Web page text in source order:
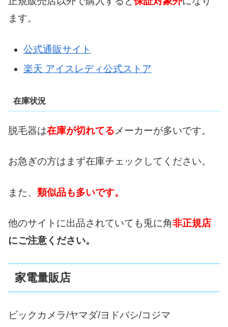
ます。
公式通販サイト
楽天 アイスレディ公式ストア
在庫状況
脱毛器は在庫が切れてる メーカーが多いです。
お急ぎの方はまず在庫チェックしてください。
また、 類似品も多いです。
他のサイトに出品されていても兎に角非正規店
にご注意ください。
家電量販店
ビックカメラ/ヤマダ/ヨドバシ/コジマ